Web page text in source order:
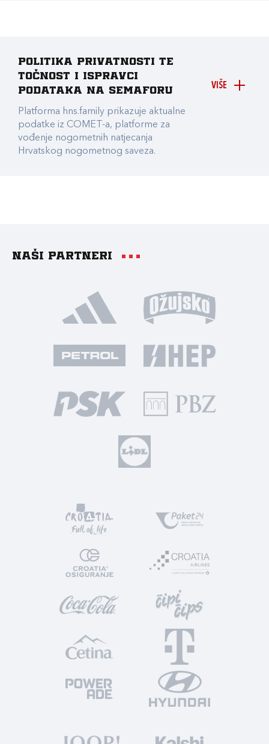
VIŠE
Politika privatnosti te
točnost i ispravci
podataka na Semaforu
Platforma hns.family prikazuje aktualne
podatke iz COMET-a, platforme za
vođenje nogometnih natjecanja
Hrvatskog nogometnog saveza.
Naši partneri